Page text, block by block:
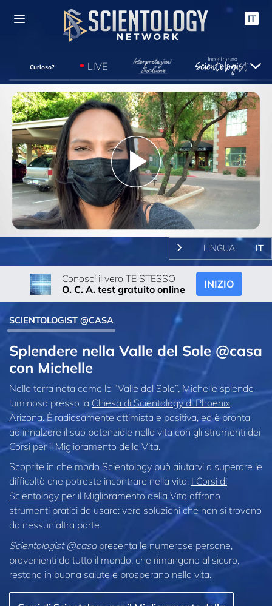
IT
Curioso? LIVE
Play
Video
LINGUA: IT
Conosci il vero TE STESSO
O. C. A. test gratuito online
INIZIO
SCIENTOLOGIST @CASA
Splendere nella Valle del Sole @casa
con Michelle
Nella terra nota come la “Valle del Sole”, Michelle splende
luminosa presso la Chiesa di Scientology di Phoenix,
Arizona. È radiosamente ottimista e positiva, ed è pronta
ad innalzare il suo potenziale nella vita con gli strumenti dei
Corsi per il Miglioramento della Vita.
Scoprite in che modo Scientology può aiutarvi a superare le
difficoltà che potreste incontrare nella vita. I Corsi di
Scientology per il Miglioramento della Vita offrono
strumenti pratici da usare: vere soluzioni che non si trovano
da nessun’altra parte.
Scientologist @casapresenta le numerose persone,
provenienti da tutto il mondo, che rimangono al sicuro,
restano in buona salute e prosperano nella vita.